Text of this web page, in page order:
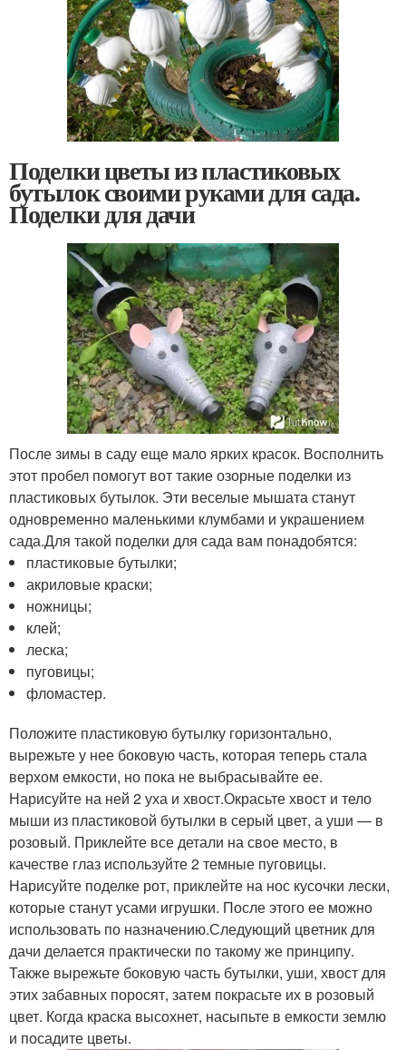
Поделки цветы из пластиковых
бутылок своими руками для сада.
Поделки для дачи
После зимы в саду еще мало ярких красок. Восполнить
этот пробел помогут вот такие озорные поделки из
пластиковых бутылок. Эти веселые мышата станут
одновременно маленькими клумбами и украшением
сада.Для такой поделки для сада вам понадобятся:
пластиковые бутылки;
акриловые краски;
ножницы;
клей;
леска;
пуговицы;
фломастер.
Положите пластиковую бутылку горизонтально,
вырежьте у нее боковую часть, которая теперь стала
верхом емкости, но пока не выбрасывайте ее.
Нарисуйте на ней 2 уха и хвост.Окрасьте хвост и тело
мыши из пластиковой бутылки в серый цвет, а уши — в
розовый. Приклейте все детали на свое место, в
качестве глаз используйте 2 темные пуговицы.
Нарисуйте поделке рот, приклейте на нос кусочки лески,
которые станут усами игрушки. После этого ее можно
использовать по назначению.Следующий цветник для
дачи делается практически по такому же принципу.
Также вырежьте боковую часть бутылки, уши, хвост для
этих забавных поросят, затем покрасьте их в розовый
цвет. Когда краска высохнет, насыпьте в емкости землю
и посадите цветы.